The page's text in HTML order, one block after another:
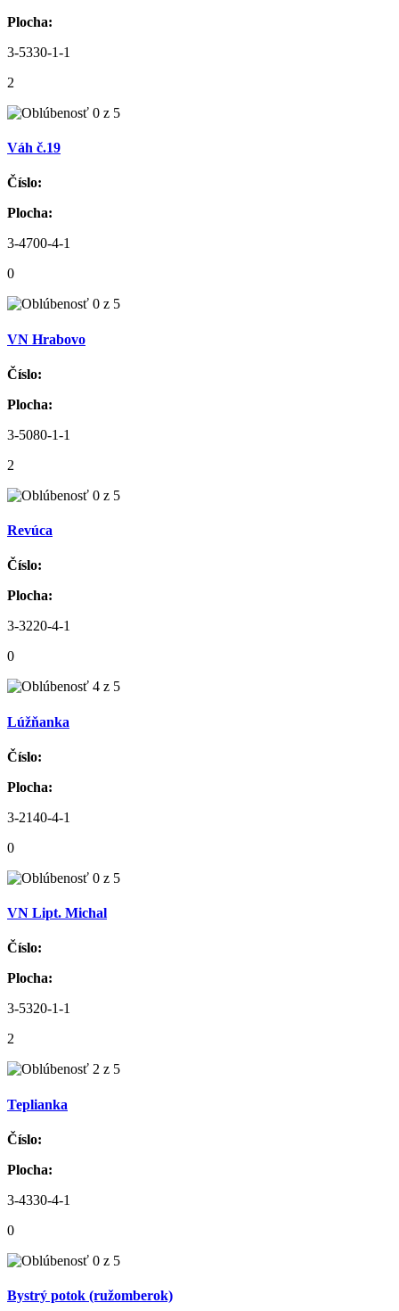
Plocha:
3-5330-1-1
2
Váh č.19
Číslo:
Plocha:
3-4700-4-1
0
VN Hrabovo
Číslo:
Plocha:
3-5080-1-1
2
Revúca
Číslo:
Plocha:
3-3220-4-1
0
Lúžňanka
Číslo:
Plocha:
3-2140-4-1
0
VN Lipt. Michal
Číslo:
Plocha:
3-5320-1-1
2
Teplianka
Číslo:
Plocha:
3-4330-4-1
0
Bystrý potok (ružomberok)